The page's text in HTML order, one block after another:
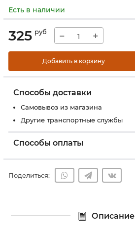
Есть в наличии
325 руб − +
Добавить в корзину
Способы доставки
Самовывоз из магазина
Другие транспортные службы
Способы оплаты
Поделиться:
Описание